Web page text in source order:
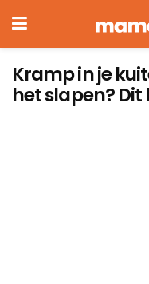
Kramp in je
het slapen? Dit